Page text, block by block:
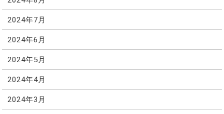
2024年7月
2024年6月
2024年5月
2024年4月
2024年3月